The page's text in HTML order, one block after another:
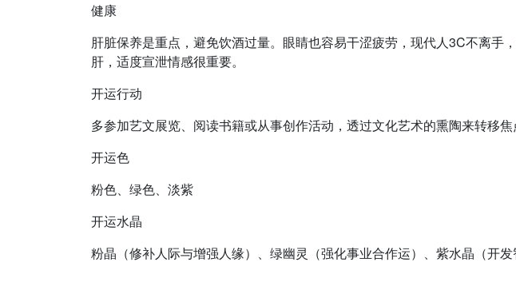
健康
肝脏保养是重点，避免饮酒过量。眼睛也容易干涩疲劳，现代人3C不离手
肝，适度宣泄情感很重要。
开运行动
多参加艺文展览、阅读书籍或从事创作活动，透过文化艺术的熏陶来转移焦
开运色
粉色、绿色、淡紫
开运水晶
粉晶（修补人际与增强人缘）、绿幽灵（强化事业合作运）、紫水晶（开发